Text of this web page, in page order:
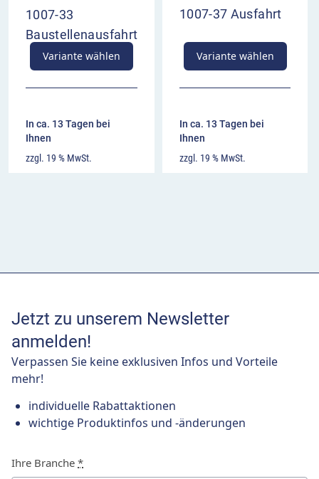
1007-33
Baustellenausfahrt
Variante wählen
In ca. 13 Tagen bei
Ihnen
zzgl. 19 % MwSt.
1007-37 Ausfahrt
Variante wählen
In ca. 13 Tagen bei
Ihnen
zzgl. 19 % MwSt.
Jetzt zu unserem Newsletter
anmelden!
Verpassen Sie keine exklusiven Infos und Vorteile
mehr!
individuelle Rabattaktionen
wichtige Produktinfos und -änderungen
Ihre Branche *